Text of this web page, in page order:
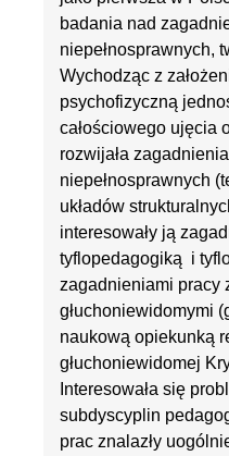
badania nad
niepełnosprawnych,
Wychodząc z
psychofizyczną
całościowego ujęcia
rozwijała
niepełnosprawnych
układów
interesowały ją
tyflopedagogiką i
zagadnieniami pracy
głuchoniewidomymi
naukową opiekunką
głuchoniewidomej
Interesowała się
subdyscyplin
prac znalazły